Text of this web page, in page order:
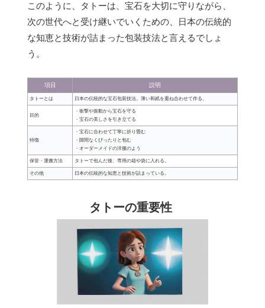
このように、タトーは、宝石を大切に守りながら、
次の世代へと受け継いでいくための、日本の伝統的
な知恵と技術が詰まった包装技法と言えるでしょ
う。
項目 説明
タトーとは 日本の伝統的な宝石包装技法。薄い和紙を重ね合わせて作る。
目的
・衝撃や振動から宝石を守る
・宝石の美しさを引き立てる
特徴
・宝石に合わせて丁寧に折り畳む
・隙間なくぴったりと包む
・オーダーメイドの洋服のよう
保管・運搬方法 タトーで包んだ後、専用の箱や袋に入れる。
その他 日本の伝統的な知恵と技術が詰まっている。
タトーの重要性